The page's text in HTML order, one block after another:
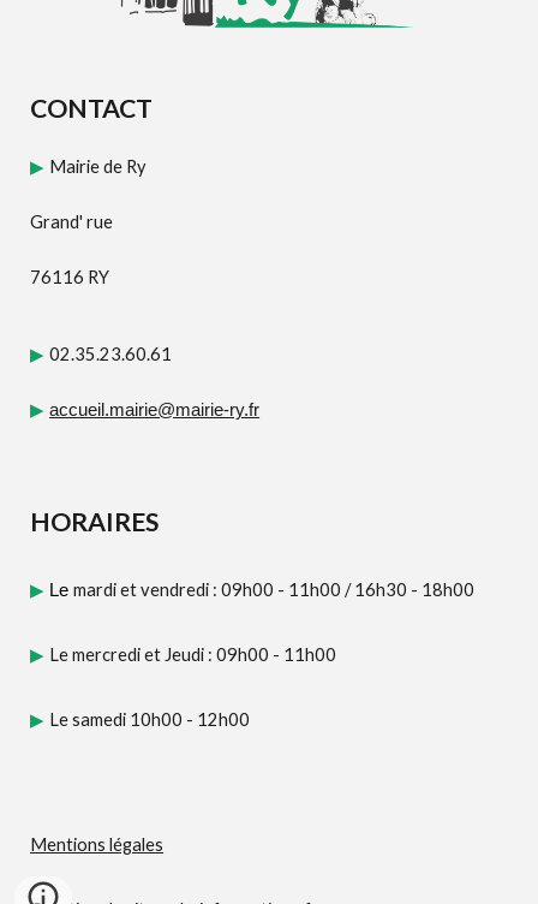
CONTACT
▶ Mairie de Ry
Grand' rue
76116 RY
▶ 02.35.23.60.61
▶accueil.mairie@mairie-ry.fr
HORAIRES
▶ Le mardi et vendredi : 09h00 - 11h00 /16h30 - 18h00
▶ Le mercredi et Jeudi : 09h00 - 11h00
▶ Le samedi 10h00 - 12h00
Mentions légales